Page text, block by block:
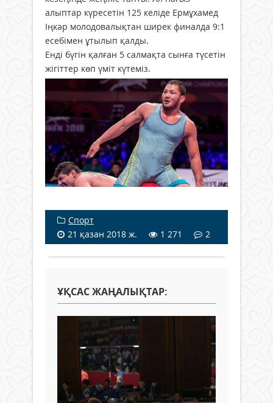
алыптар күресeтін 125 келіде Ермұхамед
Іңкәр молодовалықтан ширек финалда 9:1
есебімен ұтылып қалды.
Енді бүгін қалған 5 салмақта сынға түсетін
жігіттер көп үміт күтеміз.
Спорт
21 қазан 2018 ж.
1 271 2
ҰҚСАС ЖАҢАЛЫҚТАР: